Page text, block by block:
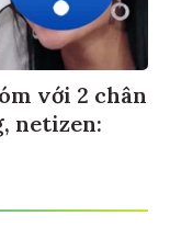
với 2 chân
netizen: